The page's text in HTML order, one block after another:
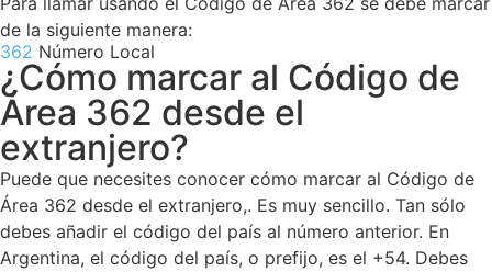
de la siguiente manera:
362 Número Local
¿Cómo marcar al Código de
Área 362 desde el
extranjero?
Puede que necesites conocer cómo marcar al Código de
Área 362 desde el extranjero,. Es muy sencillo. Tan sólo
debes añadir el código del país al número anterior. En
Argentina, el código del país, o prefijo, es el +54. Debes